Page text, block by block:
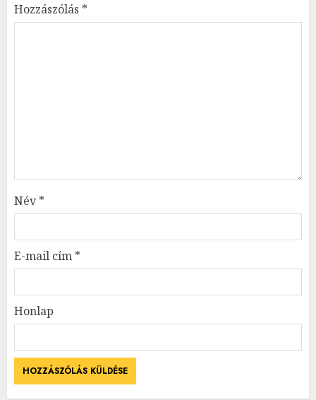
Hozzászólás *
Név*
E-mail cím *
Honlap